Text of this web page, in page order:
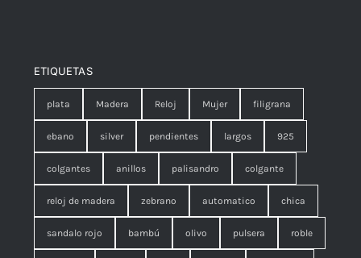
ETIQUETAS
plata Madera Reloj Mujer filigrana
ebano silver pendientes largos 925
colgantes anillos palisandro colgante
reloj de madera zebrano automatico chica
sandalo rojo bambú olivo pulsera roble